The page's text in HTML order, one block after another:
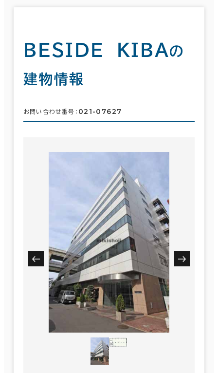
ＢＥＳＩＤＥ ＫＩＢＡの
建物情報
お問い合わせ番号： 021-07627